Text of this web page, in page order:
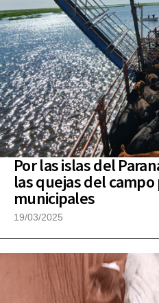
Por las islas del
las quejas del campo
municipales
19/03/2025